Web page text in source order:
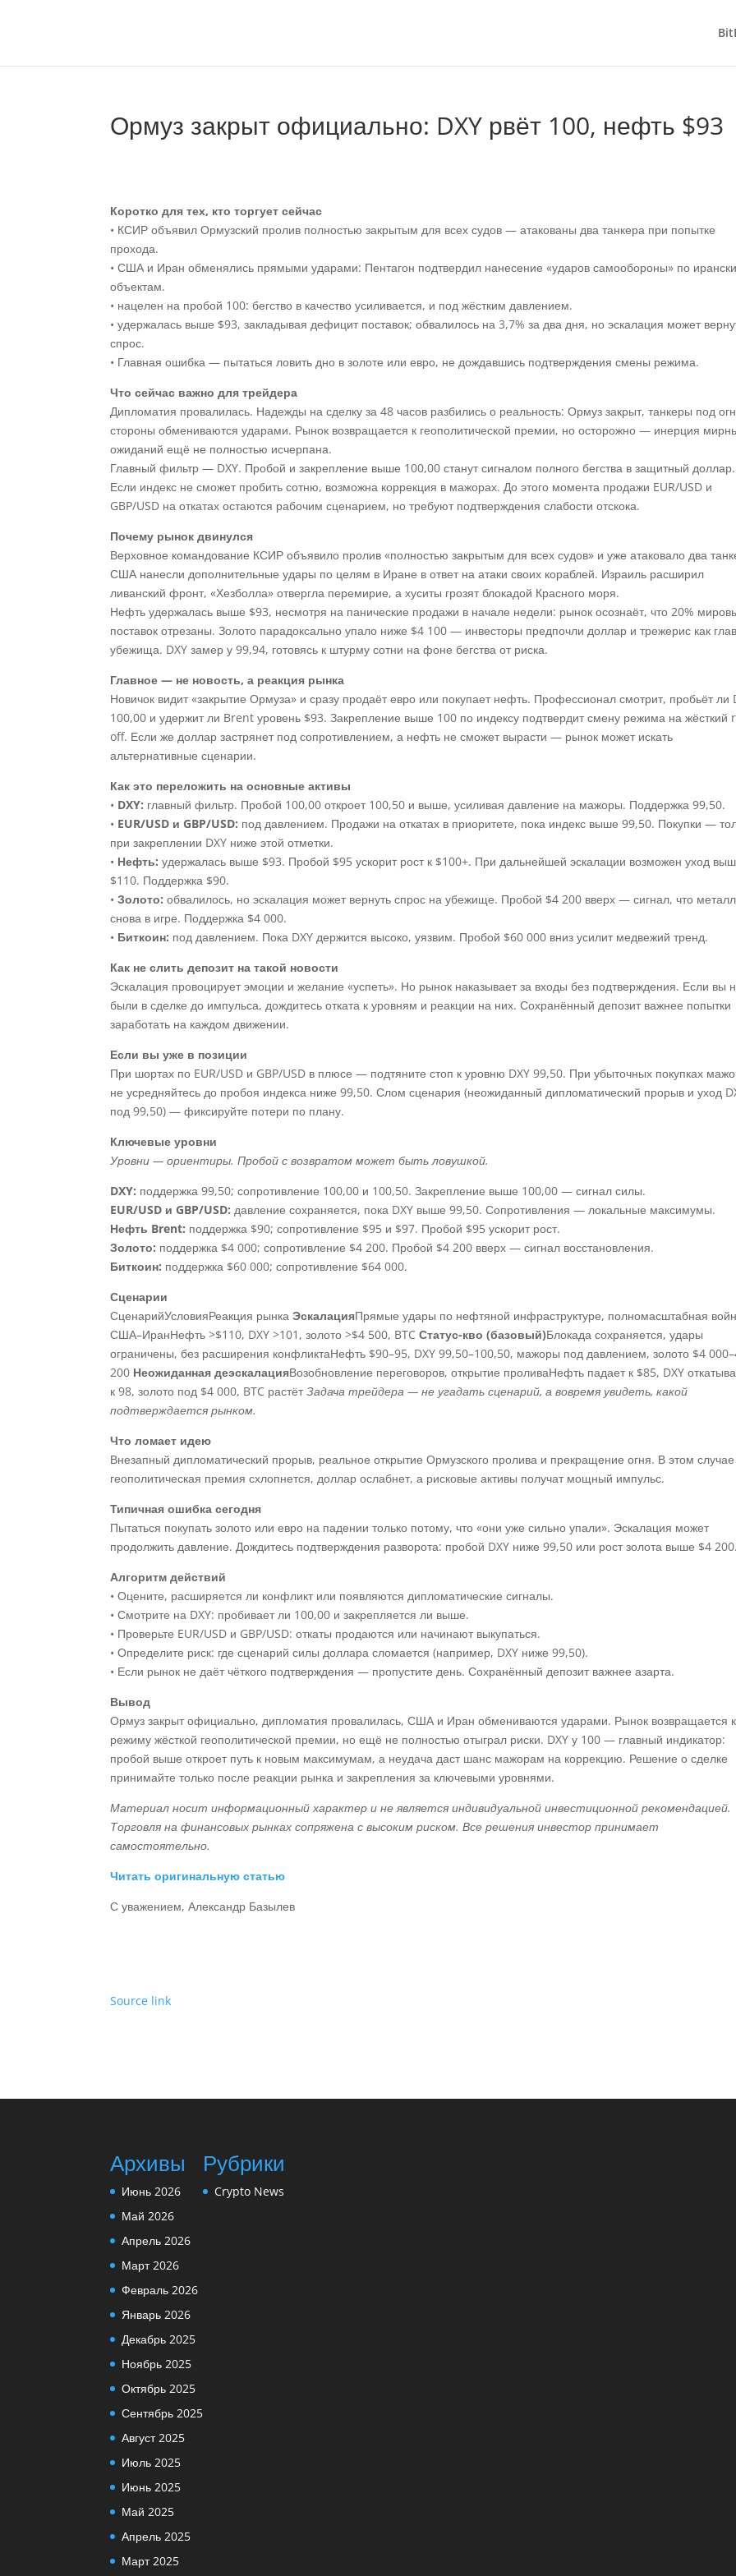
Ормуз закрыт официально: DXY рвёт 100, нефть $93
Коротко для тех, кто торгует сейчас
• КСИР объявил Ормузский пролив полностью закрытым для всех судов — атакованы два танкера при попытке
прохода.
• США и Иран обменялись прямыми ударами: Пентагон подтвердил нанесение «ударов самообороны» по
объектам.
• нацелен на пробой 100: бегство в качество усиливается, и под жёстким давлением.
• удержалась выше $93, закладывая дефицит поставок; обвалилось на 3,7% за два дня, но эскалация может
спрос.
• Главная ошибка — пытаться ловить дно в золоте или евро, не дождавшись подтверждения смены режима.
Что сейчас важно для трейдера
Дипломатия провалилась. Надежды на сделку за 48 часов разбились о реальность: Ормуз закрыт, танкеры под
стороны обмениваются ударами. Рынок возвращается к геополитической премии, но осторожно — инерция
ожиданий ещё не полностью исчерпана.
Главный фильтр — DXY. Пробой и закрепление выше 100,00 станут сигналом полного бегства в защитный доллар.
Если индекс не сможет пробить сотню, возможна коррекция в мажорах. До этого момента продажи EUR/USD и
GBP/USD на откатах остаются рабочим сценарием, но требуют подтверждения слабости отскока.
Почему рынок двинулся
Верховное командование КСИР объявило пролив «полностью закрытым для всех судов» и уже атаковало два
США нанесли дополнительные удары по целям в Иране в ответ на атаки своих кораблей. Израиль расширил
ливанский фронт, «Хезболла» отвергла перемирие, а хуситы грозят блокадой Красного моря.
Нефть удержалась выше $93, несмотря на панические продажи в начале недели: рынок осознаёт, что 20%
поставок отрезаны. Золото парадоксально упало ниже $4 100 — инвесторы предпочли доллар и трежерис как
убежища. DXY замер у 99,94, готовясь к штурму сотни на фоне бегства от риска.
Главное — не новость, а реакция рынка
Новичок видит «закрытие Ормуза» и сразу продаёт евро или покупает нефть. Профессионал смотрит, пробьёт ли
100,00 и удержит ли Brent уровень $93. Закрепление выше 100 по индексу подтвердит смену режима на жёсткий
off. Если же доллар застрянет под сопротивлением, а нефть не сможет вырасти — рынок может искать
альтернативные сценарии.
Как это переложить на основные активы
• DXY: главный фильтр. Пробой 100,00 откроет 100,50 и выше, усиливая давление на мажоры. Поддержка 99,50.
• EUR/USD и GBP/USD: под давлением. Продажи на откатах в приоритете, пока индекс выше 99,50. Покупки —
при закреплении DXY ниже этой отметки.
• Нефть: удержалась выше $93. Пробой $95 ускорит рост к $100+. При дальнейшей эскалации возможен уход
$110. Поддержка $90.
•Золото: обвалилось, но эскалация может вернуть спрос на убежище. Пробой $4 200 вверх — сигнал, что металл
снова в игре. Поддержка $4 000.
• Биткоин: под давлением. Пока DXY держится высоко, уязвим. Пробой $60 000 вниз усилит медвежий тренд.
Как не слить депозит на такой новости
Эскалация провоцирует эмоции и желание «успеть». Но рынок наказывает за входы без подтверждения. Если вы
были в сделке до импульса, дождитесь отката к уровням и реакции на них. Сохранённый депозит важнее попытки
заработать на каждом движении.
Если вы уже в позиции
При шортах по EUR/USD и GBP/USD в плюсе — подтяните стоп к уровню DXY 99,50. При убыточных покупках
не усредняйтесь до пробоя индекса ниже 99,50. Слом сценария (неожиданный дипломатический прорыв и уход
под 99,50) — фиксируйте потери по плану.
Ключевые уровни
Уровни — ориентиры. Пробой с возвратом может быть ловушкой.
DXY: поддержка 99,50; сопротивление 100,00 и 100,50. Закрепление выше 100,00 — сигнал силы.
EUR/USD и GBP/USD: давление сохраняется, пока DXY выше 99,50. Сопротивления — локальные максимумы.
Нефть Brent: поддержка $90; сопротивление $95 и $97. Пробой $95 ускорит рост.
Золото: поддержка $4 000; сопротивление $4 200. Пробой $4 200 вверх — сигнал восстановления.
Биткоин: поддержка $60 000; сопротивление $64 000.
Сценарии
СценарийУсловияРеакция рынкаЭскалацияПрямые удары по нефтяной инфраструктуре, полномасштабная
США–ИранНефть >$110, DXY >101, золото >$4 500, BTCСтатус-кво (базовый)Блокада сохраняется, удары
ограничены, без расширения конфликтаНефть $90–95, DXY 99,50–100,50, мажоры под давлением, золото $4
200 Неожиданная деэскалацияВозобновление переговоров, открытие проливаНефть падает к $85, DXY
к 98, золото под $4 000, BTC растётЗадача трейдера — не угадать сценарий, а вовремя увидеть, какой
подтверждается рынком.
Что ломает идею
Внезапный дипломатический прорыв, реальное открытие Ормузского пролива и прекращение огня. В этом случае
геополитическая премия схлопнется, доллар ослабнет, а рисковые активы получат мощный импульс.
Типичная ошибка сегодня
Пытаться покупать золото или евро на падении только потому, что «они уже сильно упали». Эскалация может
продолжить давление. Дождитесь подтверждения разворота: пробой DXY ниже 99,50 или рост золота выше $4
Алгоритм действий
• Оцените, расширяется ли конфликт или появляются дипломатические сигналы.
• Смотрите на DXY: пробивает ли 100,00 и закрепляется ли выше.
• Проверьте EUR/USD и GBP/USD: откаты продаются или начинают выкупаться.
• Определите риск: где сценарий силы доллара сломается (например, DXY ниже 99,50).
• Если рынок не даёт чёткого подтверждения — пропустите день. Сохранённый депозит важнее азарта.
Вывод
Ормуз закрыт официально, дипломатия провалилась, США и Иран обмениваются ударами. Рынок возвращается к
режиму жёсткой геополитической премии, но ещё не полностью отыграл риски. DXY у 100 — главный индикатор:
пробой выше откроет путь к новым максимумам, а неудача даст шанс мажорам на коррекцию. Решение о сделке
принимайте только после реакции рынка и закрепления за ключевыми уровнями.
Материал носит информационный характер и не является индивидуальной инвестиционной рекомендацией.
Торговля на финансовых рынках сопряжена с высоким риском. Все решения инвестор принимает
самостоятельно.
Читать оригинальную статью
С уважением, Александр Базылев
Source link
Архивы
Июнь 2026
Май 2026
Апрель 2026
Март 2026
Февраль 2026
Январь 2026
Декабрь 2025
Ноябрь 2025
Октябрь 2025
Сентябрь 2025
Август 2025
Июль 2025
Июнь 2025
Май 2025
Апрель 2025
Март 2025
Рубрики
Crypto News